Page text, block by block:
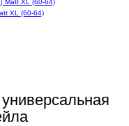
XL (60-64)